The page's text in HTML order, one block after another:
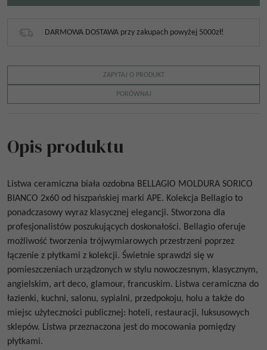
DARMOWA DOSTAWA przy zakupach powyżej 5000zł!
ZAPYTAJ O PRODUKT
PORÓWNAJ
Opis produktu
Listwa ceramiczna biała ozdobna BELLAGIO MOLDURA SORICO
BIANCO 2x60 od hiszpańskiej marki APE. Kolekcja Bellagio to
ponadczasowy wyraz klasycznej elegancji. Stworzona dla
profesjonalistów poszukujących doskonałości. Bellagio oferuje
możliwość tworzenia trójwymiarowych przestrzeni poprzez
łączenie z płytkami z kolekcji. Świetnie sprawdzi się w
pomieszczeniach urządzonych w stylu nowoczesnym, klasycznym,
angielskim, art deco, glamour, francuskim. Listwa ceramiczna do
łazienki, kuchni, salonu, sypialni, przedpokoju, holu a także do
miejsc użyteczności publicznej: hoteli, restauracji, luksusowych
sklepów. Listwa przeznaczona jest do mocowania pomiędzy
płytkami.